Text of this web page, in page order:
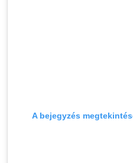
A bejegyzés